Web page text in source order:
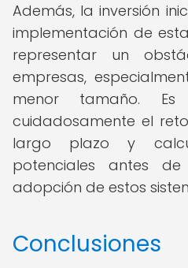
Además, la inversión
implementación de
representar un
empresas,
menor tamaño. Es
cuidadosamente el
largo plazo y
potenciales antes
adopción de estos
Conclusiones